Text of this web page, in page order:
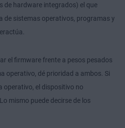
de hardware integrados) el que
de sistemas operativos, programas y
el firmware frente a pesos pesados
operativo, dé prioridad a ambos. Si
operativo, el dispositivo no
mismo puede decirse de los